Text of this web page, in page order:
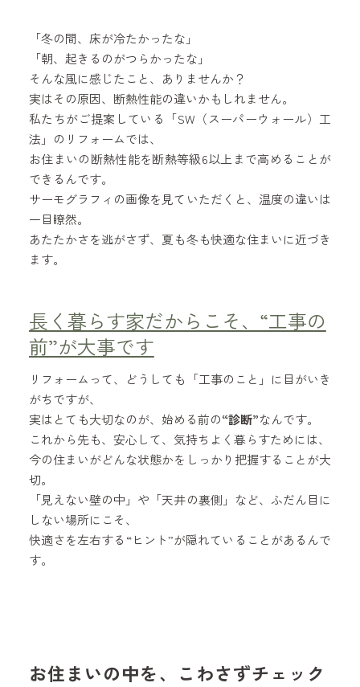
「冬の間、床が冷たかったな」
「朝、起きるのがつらかったな」
そんな風に感じたこと、ありませんか？
実はその原因、断熱性能の違いかもしれません。
私たちがご提案している「SW（スーパーウォール）工
法」のリフォームでは、
お住まいの断熱性能を断熱等級6以上まで高めることが
できるんです。
サーモグラフィの画像を見ていただくと、温度の違いは
一目瞭然。
あたたかさを逃がさず、夏も冬も快適な住まいに近づき
ます。
長く暮らす家だからこそ、“工事の
前”が大事です
リフォームって、どうしても「工事のこと」に目がいき
がちですが、
実はとても大切なのが、始める前の“診断”なんです。
これから先も、安心して、気持ちよく暮らすためには、
今の住まいがどんな状態かをしっかり把握することが大
切。
「見えない壁の中」や「天井の裏側」など、ふだん目に
しない場所にこそ、
快適さを左右する“ヒント”が隠れていることがあるんで
す。
お住まいの中を、こわさずチェック